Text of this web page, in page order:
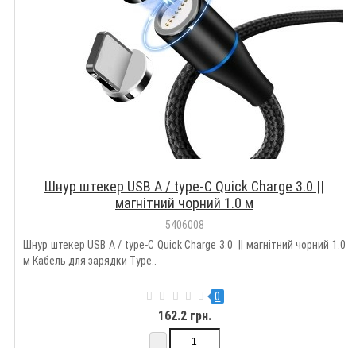
Шнур штекер USB А / type-C Quick Сharge 3.0 ||
магнітний чорний 1.0 м
5406008
Шнур штекер USB А / type-C Quick Сharge 3.0 || магнітний чорний 1.0
м Кабель для зарядки Type..
0
162.2 грн.
-